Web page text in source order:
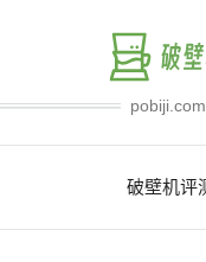
pobiji.com
破壁机评